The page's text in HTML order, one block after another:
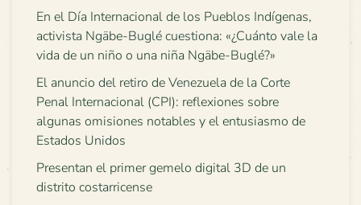
En el Día Internacional de los Pueblos Indígenas,
activista Ngäbe-Buglé cuestiona: «¿Cuánto vale la
vida de un niño o una niña Ngäbe-Buglé?»
El anuncio del retiro de Venezuela de la Corte
Penal Internacional (CPI): reflexiones sobre
algunas omisiones notables y el entusiasmo de
Estados Unidos
Presentan el primer gemelo digital 3D de un
distrito costarricense